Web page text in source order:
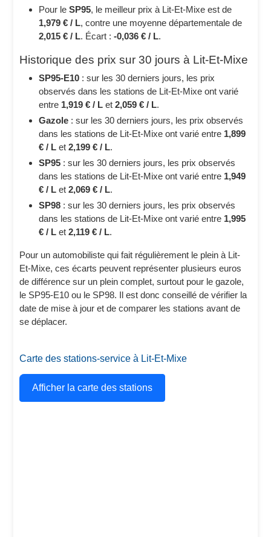
Pour leSP95, le meilleur prix à Lit-Et-Mixe est de
1,979 € / L, contre une moyenne départementale de
2,015 € / L. Écart :-0,036 € / L.
Historique des prix sur 30 jours à Lit-Et-Mixe
SP95-E10 : sur les 30 derniers jours, les prix
observés dans les stations de Lit-Et-Mixe ont varié
entre 1,919 € / L et2,059 € / L.
Gazole : sur les 30 derniers jours, les prix observés
dans les stations de Lit-Et-Mixe ont varié entre 1,899
€ / L et2,199 € / L.
SP95 : sur les 30 derniers jours, les prix observés
dans les stations de Lit-Et-Mixe ont varié entre 1,949
€ / L et2,069 € / L.
SP98 : sur les 30 derniers jours, les prix observés
dans les stations de Lit-Et-Mixe ont varié entre 1,995
€ / L et2,119 € / L.
Pour un automobiliste qui fait régulièrement le plein à Lit-
Et-Mixe, ces écarts peuvent représenter plusieurs euros
de différence sur un plein complet, surtout pour le gazole,
le SP95-E10 ou le SP98. Il est donc conseillé de vérifier la
date de mise à jour et de comparer les stations avant de
se déplacer.
Carte des stations-service à Lit-Et-Mixe
Afficher la carte des stations